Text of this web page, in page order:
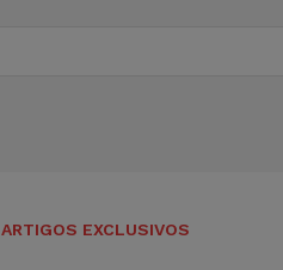
ARTIGOS EXCLUSIVOS